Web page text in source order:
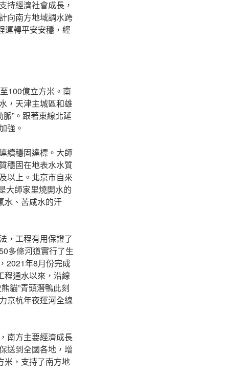
持經濟社會成長，
向南方地域調水跨
運轉平安安穩，經
100億立方米。南
，天津主城區和雄
”。跟著東線北延
強。
續穩固達標。大師
穩固在地表水水質
以上。北京市自來
大師家里燒開水的
水、苦咸水的汗
，工程有用保證了
多條河道實行了生
2021年8月份完成
程通水以來，沿線
貓”青頭潛鴨此刻
京杭年夜運河全線
南方主要經濟成長
送到全國各地，增
米，支持了南方地